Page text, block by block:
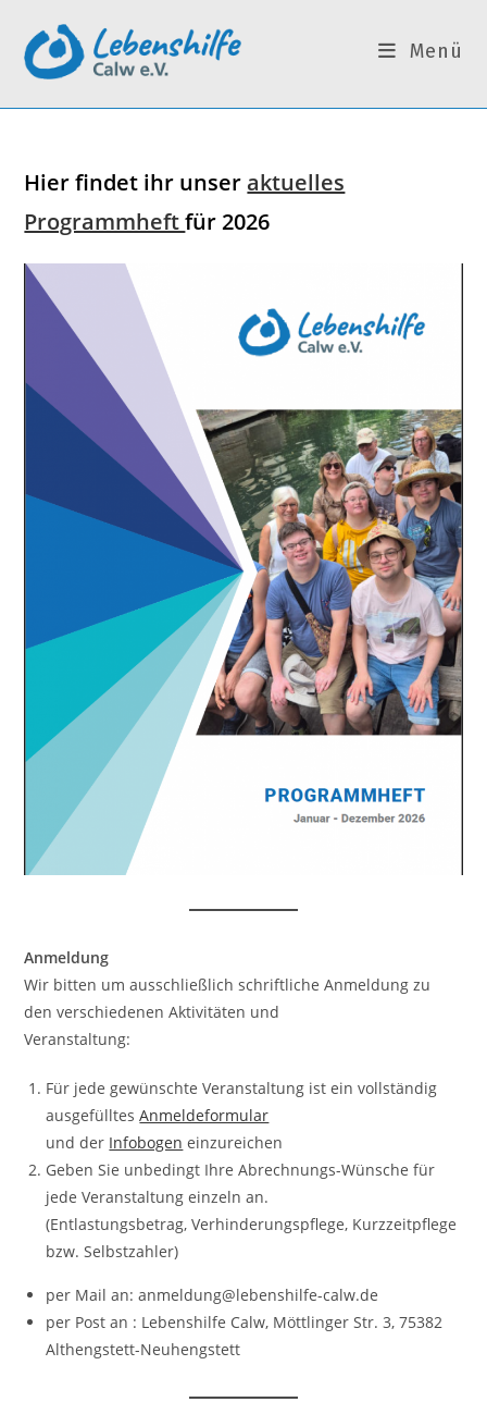
Inhalt
springen
Menü
Hier findet ihr unser aktuelles
Programmheftfür 2026
Anmeldung
Wir bitten um ausschließlich schriftliche Anmeldung zu
den verschiedenen Aktivitäten und
Veranstaltung:
Für jede gewünschte Veranstaltung ist ein vollständig
ausgefülltesAnmeldeformular
und der Infobogen einzureichen
Geben Sie unbedingt Ihre Abrechnungs-Wünsche für
jede Veranstaltung einzeln an.
(Entlastungsbetrag, Verhinderungspflege, Kurzzeitpflege
bzw. Selbstzahler)
per Mail an: anmeldung@lebenshilfe-calw.de
per Post an : Lebenshilfe Calw, Möttlinger Str. 3, 75382
Althengstett-Neuhengstett